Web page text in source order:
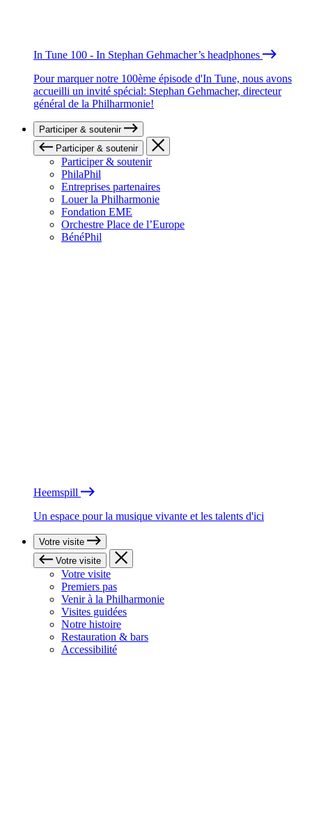
In Tune 100 - In Stephan Gehmacher’s headphones
Pour marquer notre 100ème épisode d'In Tune, nous avons
accueilli un invité spécial: Stephan Gehmacher, directeur
général de la Philharmonie!
Participer & soutenir
Participer & soutenir
Participer & soutenir
PhilaPhil
Entreprises partenaires
Louer la Philharmonie
Fondation EME
Orchestre Place de l’Europe
BénéPhil
Heemspill
Un espace pour la musique vivante et les talents d'ici
Votre visite
Votre visite
Votre visite
Premiers pas
Venir à la Philharmonie
Visites guidées
Notre histoire
Restauration & bars
Accessibilité